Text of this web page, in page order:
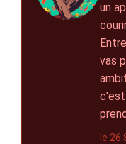
un
vas
c'est
le 26